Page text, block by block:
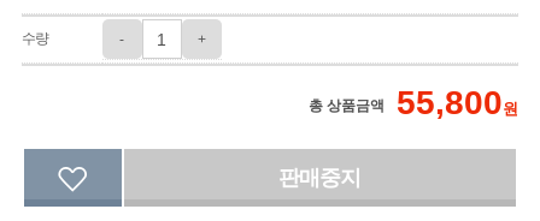
수량 - +
총 상품금액 55,800원